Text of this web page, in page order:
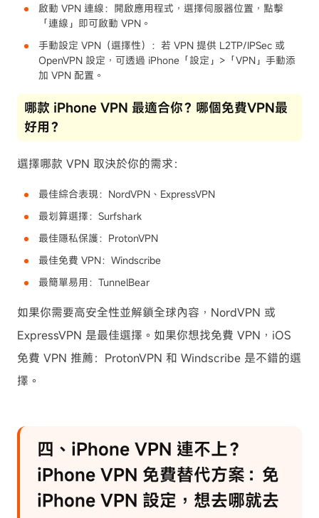
啟動 VPN 連線：開啟應用程式，選擇伺服器位置，點擊
「連線」即可啟動 VPN。
手動設定 VPN（選擇性）：若 VPN 提供 L2TP/IPSec 或
OpenVPN 設定，可透過 iPhone「設定」>「VPN」手動添
加 VPN 配置。
哪款 iPhone VPN 最適合你？哪個免費VPN最
好用？
選擇哪款 VPN 取決於你的需求：
最佳綜合表現：NordVPN、ExpressVPN
最划算選擇：Surfshark
最佳隱私保護：ProtonVPN
最佳免費 VPN：Windscribe
最簡單易用：TunnelBear
如果你需要高安全性並解鎖全球內容，NordVPN 或
ExpressVPN 是最佳選擇。如果你想找免費 VPN，iOS
免費 VPN 推薦：ProtonVPN 和 Windscribe 是不錯的選
擇。
四、iPhone VPN 連不上？
iPhone VPN 免費替代方案：免
iPhone VPN 設定，想去哪就去